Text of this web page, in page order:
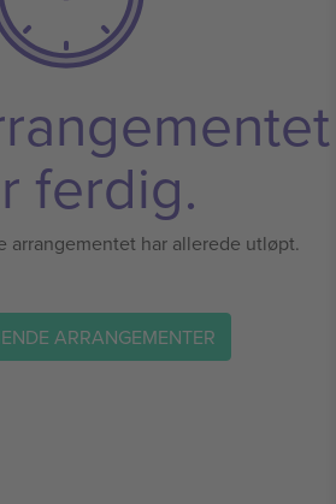
ferdig.
arrangementet har allerede utløpt.
ARRANGEMENTER